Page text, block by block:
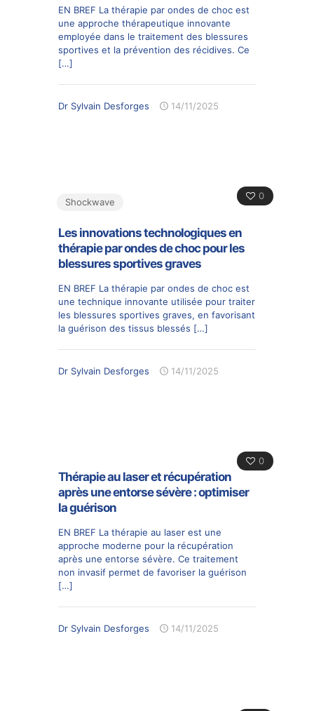
EN BREF La thérapie par ondes de choc est
une approche thérapeutique innovante
employée dans le traitement des blessures
sportives et la prévention des récidives. Ce
[…]
Dr Sylvain Desforges 14/11/2025
0
Shockwave
Les innovations technologiques en
thérapie par ondes de choc pour les
blessures sportives graves
EN BREF La thérapie par ondes de choc est
une technique innovante utilisée pour traiter
les blessures sportives graves, en favorisant
la guérison des tissus blessés […]
Dr Sylvain Desforges 14/11/2025
0
Thérapie au laser et récupération
après une entorse sévère : optimiser
la guérison
EN BREF La thérapie au laser est une
approche moderne pour la récupération
après une entorse sévère. Ce traitement
non invasif permet de favoriser la guérison
[…]
Dr Sylvain Desforges 14/11/2025